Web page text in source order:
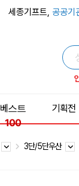
세종기프트, 공공기
베스트
100
기획전
3단/5단우산